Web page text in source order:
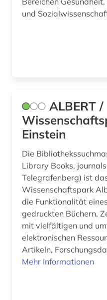
england (1)
evaluation (1)
fachportal (1)
fernerkundung (1)
forschung (3)
forschungsdaten (2)
und
ALBERT
Einstein
Die
Library Books,
Telegrafenberg) ist
Wissenschaftspark
die Funktionalität
gedruckten Büchern,
mit vielfältigen und
elektronischen
Artikeln,
Mehr Informationen